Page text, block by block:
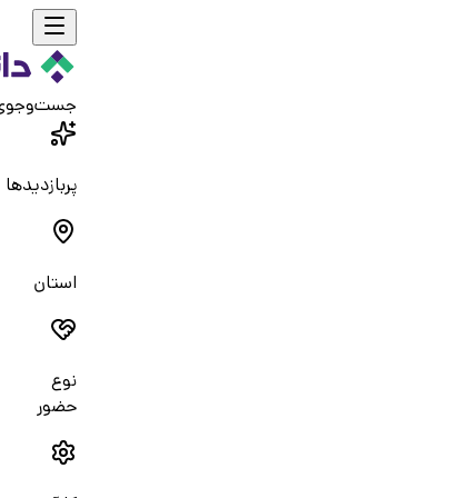
پربازدیدها
استان
نوع
حضور